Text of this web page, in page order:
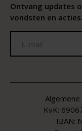
Ontvang updates
vondsten en acties.
KvK:
IBAN: